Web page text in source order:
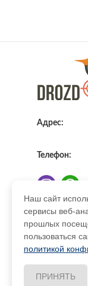
Адрес:
Телефон:
E-mail:
Наш сайт
сервисы веб-
прошлых
пользоваться
политикой
ПРИНЯТЬ